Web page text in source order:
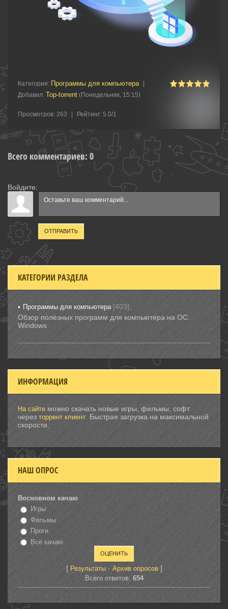
Категория: Программы для компьютера
Добавил: Top-torrent (Понедельник, 15:15)
Просмотров: 263 Рейтинг: 5.0/1
Всего комментариев: 0
Войдите:
ОТПРАВИТЬ
КАТЕГОРИИ РАЗДЕЛА
Программы для компьютера [403]
Обзор полезных программ для компьютера на ОС:
Windows
ИНФОРМАЦИЯ
На сайте можно скачать новые игры, фильмы, софт
через торрент клиент . Быстрая загрузка на максимальной
скорости.
НАШ ОПРОС
Восновном качаю
Игры
Фильмы
Проги
Всё качаю
[ Результаты· Архив опросов]
Всего ответов: 654